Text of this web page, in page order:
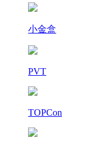
小金盒
PVT
TOPCon